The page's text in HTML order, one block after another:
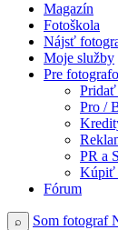
Magazín
Fotoškola
Nájsť
Moje služby
Pre
Pro /
PR a
Kúpiť
Fórum
⌕ Som fotograf